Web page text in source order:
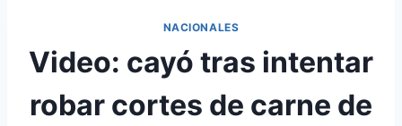
NACIONALES
Video: cayó tras intentar
robar cortes de carne de